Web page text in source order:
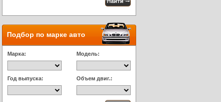
Подбор по марке авто
Марка: Модель:
Год выпуска: Объем двиг.: